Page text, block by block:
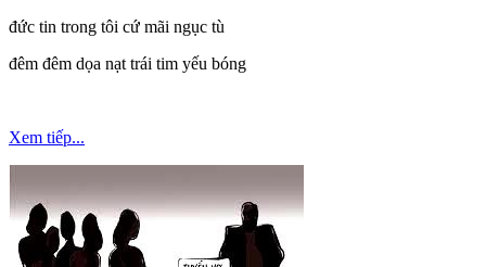
đức tin trong tôi cứ mãi ngục tù
đêm đêm dọa nạt trái tim yếu bóng
Xem tiếp...